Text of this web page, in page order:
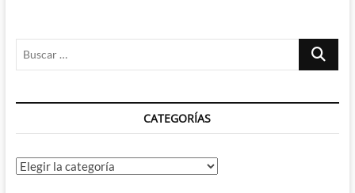
Buscar
CATEGORÍAS
Categorías